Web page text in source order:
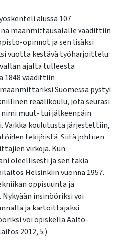
alussa 107
maanmittausalalle vaadittiin
opinnot ja sen lisäksi
vuotta kestävä työharjoittelu.
ajalta tulleesta
1848 vaadittiin
Suomessa pystyi
reaalikoulu, jota seurasi
muut- tui jälkeenpäin
Vaikka koulutusta järjestettiin,
tekijöistä. Siitä johtuen
virkoja. Kun
oleellisesti ja sen takia
Helsinkiin vuonna 1957.
oppisuunta ja
insinööriksi voi
ja kartoittajaksi
voi opiskella Aalto-
2012, 5.)